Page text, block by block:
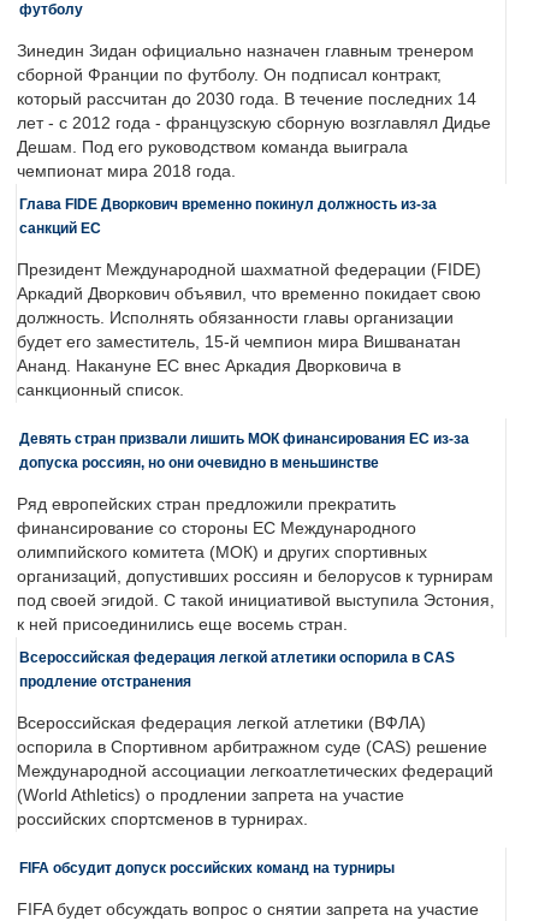
футболу
Зинедин Зидан официально назначен главным тренером
сборной Франции по футболу. Он подписал контракт,
который рассчитан до 2030 года. В течение последних 14
лет - с 2012 года - французскую сборную возглавлял Дидье
Дешам. Под его руководством команда выиграла
чемпионат мира 2018 года.
Глава FIDE Дворкович временно покинул должность из-за
санкций ЕС
Президент Международной шахматной федерации (FIDE)
Аркадий Дворкович объявил, что временно покидает свою
должность. Исполнять обязанности главы организации
будет его заместитель, 15-й чемпион мира Вишванатан
Ананд. Накануне ЕС внес Аркадия Дворковича в
санкционный список.
Девять стран призвали лишить МОК финансирования ЕС из-за
допуска россиян, но они очевидно в меньшинстве
Ряд европейских стран предложили прекратить
финансирование со стороны ЕС Международного
олимпийского комитета (МОК) и других спортивных
организаций, допустивших россиян и белорусов к турнирам
под своей эгидой. С такой инициативой выступила Эстония,
к ней присоединились еще восемь стран.
Всероссийская федерация легкой атлетики оспорила в CAS
продление отстранения
Всероссийская федерация легкой атлетики (ВФЛА)
оспорила в Спортивном арбитражном суде (CAS) решение
Международной ассоциации легкоатлетических федераций
(World Athletics) о продлении запрета на участие
российских спортсменов в турнирах.
FIFA обсудит допуск российских команд на турниры
FIFA будет обсуждать вопрос о снятии запрета на участие